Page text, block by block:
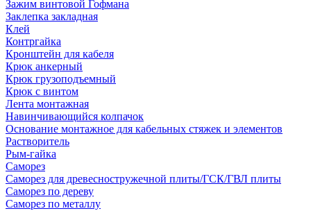
Зажим винтовой Гофмана
Заклепка закладная
Клей
Контргайка
Кронштейн для кабеля
Крюк анкерный
Крюк грузоподъемный
Крюк с винтом
Лента монтажная
Навинчивающийся колпачок
Основание монтажное для кабельных стяжек и элементов
Растворитель
Рым-гайка
Саморез
Саморез для древесностружечной плиты/ГСК/ГВЛ плиты
Саморез по дереву
Саморез по металлу